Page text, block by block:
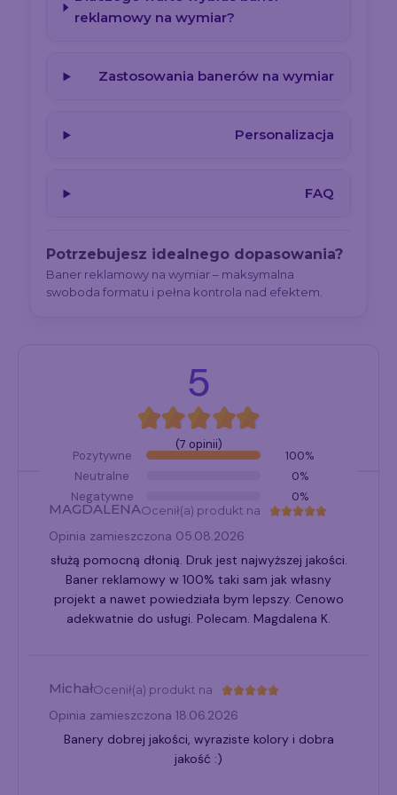
reklamowy na wymiar?
Zastosowania banerów na wymiar
Personalizacja
FAQ
Potrzebujesz idealnego dopasowania?
Baner reklamowy na wymiar – maksymalna
swoboda formatu i pełna kontrola nad efektem.
5
(7 opinii)
Pozytywne
100%
Neutralne
0%
Negatywne
0%
MAGDALENAOcenił(a) produkt na
Opinia zamieszczona 05.08.2026
służą pomocną dłonią. Druk jest najwyższej jakości.
Baner reklamowy w 100% taki sam jak własny
projekt a nawet powiedziała bym lepszy. Cenowo
adekwatnie do usługi. Polecam. Magdalena K.
MichałOcenił(a) produkt na
Opinia zamieszczona 18.06.2026
Banery dobrej jakości, wyraziste kolory i dobra
jakość :)